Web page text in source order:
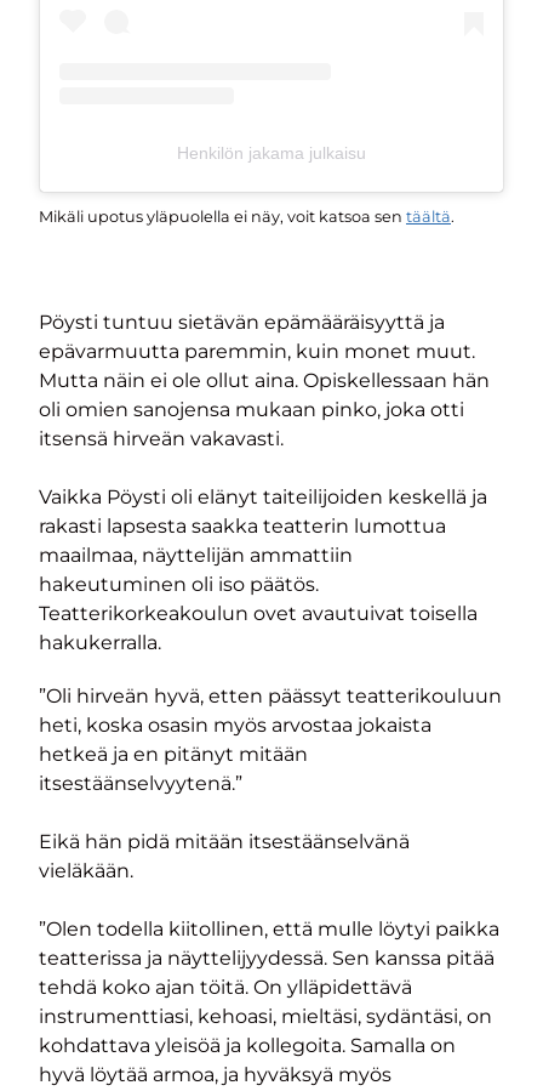
Henkilön jakama julkaisu
Mikäli upotus yläpuolella ei näy, voit katsoa sen täältä.
Pöysti tuntuu sietävän epämääräisyyttä ja
epävarmuutta paremmin, kuin monet muut.
Mutta näin ei ole ollut aina. Opiskellessaan hän
oli omien sanojensa mukaan pinko, joka otti
itsensä hirveän vakavasti.
Vaikka Pöysti oli elänyt taiteilijoiden keskellä ja
rakasti lapsesta saakka teatterin lumottua
maailmaa, näyttelijän ammattiin
hakeutuminen oli iso päätös.
Teatterikorkeakoulun ovet avautuivat toisella
hakukerralla.
”Oli hirveän hyvä, etten päässyt teatterikouluun
heti, koska osasin myös arvostaa jokaista
hetkeä ja en pitänyt mitään
itsestäänselvyytenä.”
Eikä hän pidä mitään itsestäänselvänä
vieläkään.
”Olen todella kiitollinen, että mulle löytyi paikka
teatterissa ja näyttelijyydessä. Sen kanssa pitää
tehdä koko ajan töitä. On ylläpidettävä
instrumenttiasi, kehoasi, mieltäsi, sydäntäsi, on
kohdattava yleisöä ja kollegoita. Samalla on
hyvä löytää armoa, ja hyväksyä myös